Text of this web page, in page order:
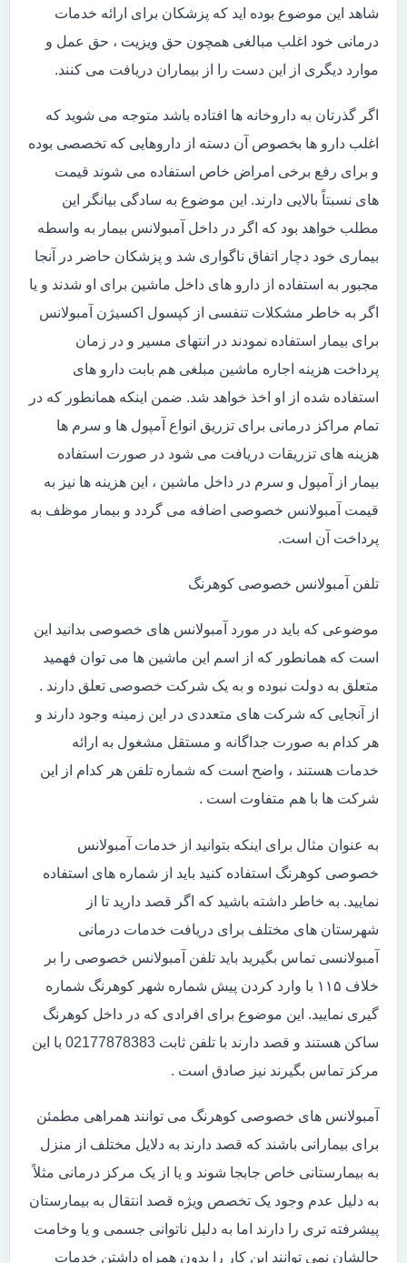
شاهد این موضوع بوده اید که پزشکان برای ارائه خدمات
درمانی خود اغلب مبالغی همچون حق ویزیت ، حق عمل و
موارد دیگری از این دست را از بیماران دریافت می کنند.
اگر گذرتان به داروخانه ها افتاده باشد متوجه می شوید که
اغلب دارو ها بخصوص آن دسته از داروهایی که تخصصی بوده
و برای رفع برخی امراض خاص استفاده می شوند قیمت
های نسبتاً بالایی دارند. این موضوع به سادگی بیانگر این
مطلب خواهد بود که اگر در داخل آمبولانس بیمار به واسطه
بیماری خود دچار اتفاق ناگواری شد و پزشکان حاضر در آنجا
مجبور به استفاده از دارو های داخل ماشین برای او شدند و یا
اگر به خاطر مشکلات تنفسی از کپسول اکسیژن آمبولانس
برای بیمار استفاده نمودند در انتهای مسیر و در زمان
پرداخت هزینه اجاره ماشین مبلغی هم بابت دارو های
استفاده شده از او اخذ خواهد شد. ضمن اینکه همانطور که در
تمام مراکز درمانی برای تزریق انواع آمپول ها و سرم ها
هزینه های تزریقات دریافت می شود در صورت استفاده
بیمار از آمپول و سرم در داخل ماشین ، این هزینه ها نیز به
قیمت آمبولانس خصوصی اضافه می گردد و بیمار موظف به
پرداخت آن است.
تلفن آمبولانس خصوصی کوهرنگ
موضوعی که باید در مورد آمبولانس های خصوصی بدانید این
است که همانطور که از اسم این ماشین ها می توان فهمید
متعلق به دولت نبوده و به یک شرکت خصوصی تعلق دارند .
از آنجایی که شرکت های متعددی در این زمینه وجود دارند و
هر کدام به صورت جداگانه و مستقل مشغول به ارائه
خدمات هستند ، واضح است که شماره تلفن هر کدام از این
شرکت ها با هم متفاوت است .
به عنوان مثال برای اینکه بتوانید از خدمات آمبولانس
خصوصی کوهرنگ استفاده کنید باید از شماره های استفاده
نمایید. به خاطر داشته باشید که اگر قصد دارید تا از
شهرستان های مختلف برای دریافت خدمات درمانی
آمبولانسی تماس بگیرید باید تلفن آمبولانس خصوصی را بر
خلاف ۱۱۵ با وارد کردن پیش شماره شهر کوهرنگ شماره
گیری نمایید. این موضوع برای افرادی که در داخل کوهرنگ
ساکن هستند و قصد دارند با تلفن ثابت 02177878383 با این
مرکز تماس بگیرند نیز صادق است .
آمبولانس های خصوصی کوهرنگ می توانند همراهی مطمئن
برای بیمارانی باشند که قصد دارند به دلایل مختلف از منزل
به بیمارستانی خاص جابجا شوند و یا از یک مرکز درمانی مثلاً
به دلیل عدم وجود یک تخصص ویژه قصد انتقال به بیمارستان
پیشرفته تری را دارند اما به دلیل ناتوانی جسمی و یا وخامت
حالشان نمی توانند این کار را بدون همراه داشتن خدمات